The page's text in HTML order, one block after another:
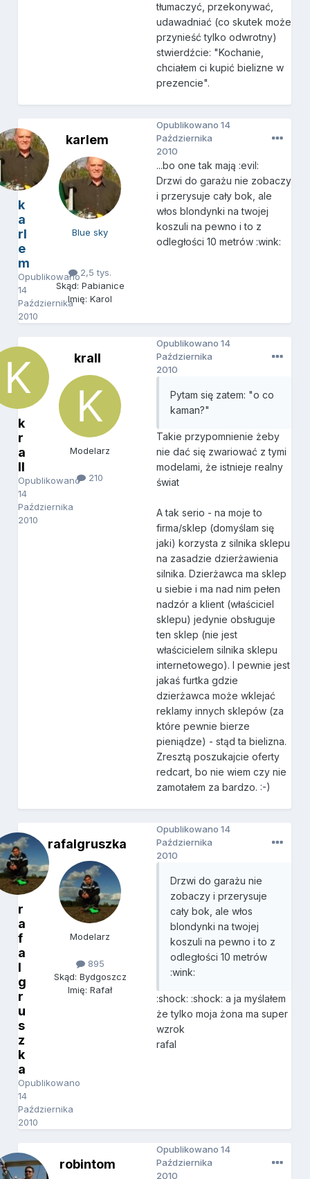
tłumaczyć, przekonywać,
udawadniać (co skutek może
przynieść tylko odwrotny)
stwierdźcie: "Kochanie,
chciałem ci kupić bielizne w
prezencie".
k
a
rl
e
m
Opublikowano
14
Października
2010
karlem
Blue sky
2,5 tys.
Skąd: Pabianice
Imię: Karol
Opublikowano14
Października
2010
...bo one tak mają :evil:
Drzwi do garażu nie zobaczy
i przerysuje cały bok, ale
włos blondynki na twojej
koszuli na pewno i to z
odległości 10 metrów :wink:
k
r
a
ll
Opublikowano
14
Października
2010
krall
Modelarz
210
Opublikowano14
Października
2010
Pytam się zatem: "o co
kaman?"
Takie przypomnienie żeby
nie dać się zwariować z tymi
modelami, że istnieje realny
świat
A tak serio - na moje to
firma/sklep (domyślam się
jaki) korzysta z silnika sklepu
na zasadzie dzierżawienia
silnika. Dzierżawca ma sklep
u siebie i ma nad nim pełen
nadzór a klient (właściciel
sklepu) jedynie obsługuje
ten sklep (nie jest
właścicielem silnika sklepu
internetowego). I pewnie jest
jakaś furtka gdzie
dzierżawca może wklejać
reklamy innych sklepów (za
które pewnie bierze
pieniądze) - stąd ta bielizna.
Zresztą poszukajcie oferty
redcart, bo nie wiem czy nie
zamotałem za bardzo. :-)
r
a
f
a
l
g
r
u
s
z
k
a
Opublikowano
14
Października
2010
rafalgruszka
Modelarz
895
Skąd: Bydgoszcz
Imię: Rafał
Opublikowano14
Października
2010
Drzwi do garażu nie
zobaczy i przerysuje
cały bok, ale włos
blondynki na twojej
koszuli na pewno i to z
odległości 10 metrów
:wink:
:shock: :shock: a ja myślałem
że tylko moja żona ma super
wzrok
rafal
robintom
Opublikowano14
Października
2010